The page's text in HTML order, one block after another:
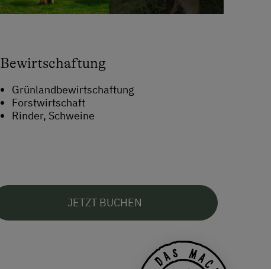
Bewirtschaftung
Grünlandbewirtschaftung
Forstwirtschaft
Rinder, Schweine
JETZT BUCHEN